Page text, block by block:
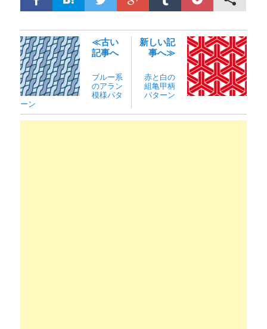
≪古い
記事へ
ブルー系
のアラン
模様パタ
ーン
新しい記
事へ≫
赤と白の
組亀甲柄
パターン